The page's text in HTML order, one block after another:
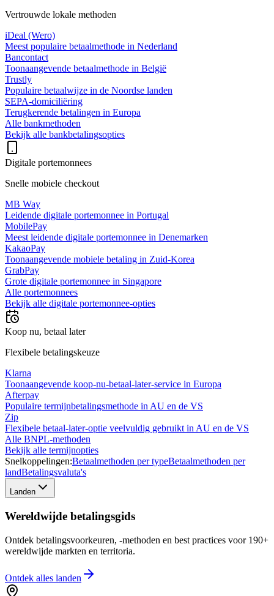
Vertrouwde lokale methoden
iDeal (Wero)
Meest populaire betaalmethode in Nederland
Bancontact
Toonaangevende betaalmethode in België
Trustly
Populaire betaalwijze in de Noordse landen
SEPA-domiciliëring
Terugkerende betalingen in Europa
Alle bankmethoden
Bekijk alle bankbetalingsopties
Digitale portemonnees
Snelle mobiele checkout
MB Way
Leidende digitale portemonnee in Portugal
MobilePay
Meest leidende digitale portemonnee in Denemarken
KakaoPay
Toonaangevende mobiele betaling in Zuid-Korea
GrabPay
Grote digitale portemonnee in Singapore
Alle portemonnees
Bekijk alle digitale portemonnee-opties
Koop nu, betaal later
Flexibele betalingskeuze
Klarna
Toonaangevende koop-nu-betaal-later-service in Europa
Afterpay
Populaire termijnbetalingsmethode in AU en de VS
Zip
Flexibele betaal-later-optie veelvuldig gebruikt in AU en de VS
Alle BNPL-methoden
Bekijk alle termijnopties
Snelkoppelingen:Betaalmethoden per typeBetaalmethoden per
landBetalingsvaluta's
Landen
Wereldwijde betalingsgids
Ontdek betalingsvoorkeuren, -methoden en best practices voor 190+
wereldwijde markten en territoria.
Ontdek alles landen